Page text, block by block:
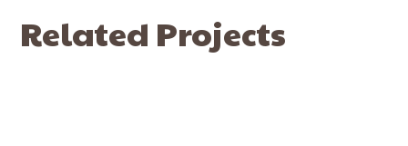
Related Projects